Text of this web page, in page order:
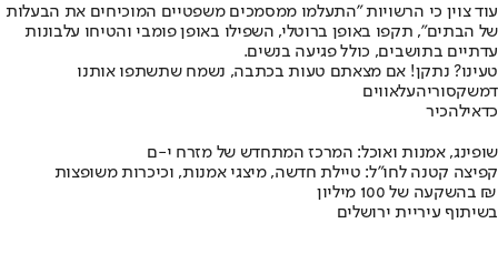
עוד צוין כי הרשויות "התעלמו ממסמכים משפטיים המוכיחים את הבעלות
של הבתים", תקפו באופן ברוטלי, השפילו באופן פומבי והטיחו עלבונות
עדתיים בתושבים, כולל פגיעה בנשים.
טעינו? נתקן! אם מצאתם טעות בכתבה, נשמח שתשתפו אותנו
דמשקסוריהעלאווים
כדאילהכיר
שופינג, אמנות ואוכל: המרכז המתחדש של מזרח י-ם
קפיצה קטנה לחו"ל: טיילת חדשה, מיצגי אמנות, וכיכרות משופצות
בהשקעה של 100 מיליון ₪
בשיתוף עיריית ירושלים